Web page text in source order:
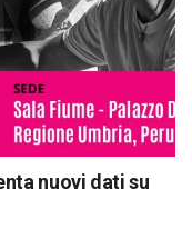
nuovi dati su